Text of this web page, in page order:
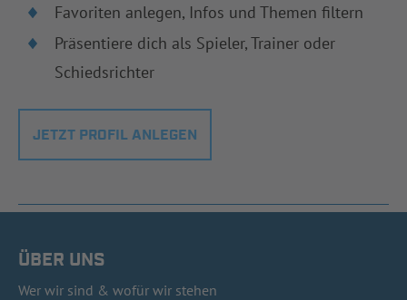
Favoriten anlegen, Infos und Themen filtern
Präsentiere dich als Spieler, Trainer oder
Schiedsrichter
JETZT PROFIL ANLEGEN
ÜBER UNS
Wer wir sind & wofür wir stehen